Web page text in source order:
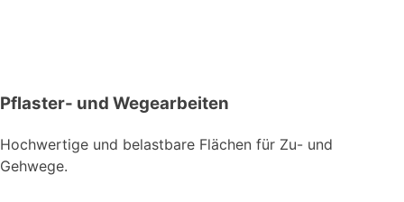
Pflaster- und Wegearbeiten
Hochwertige und belastbare Flächen für Zu- und
Gehwege.